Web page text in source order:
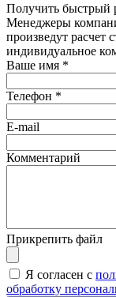
Получить быстрый
Менеджеры
произведут расчет
индивидуальное
Ваше имя *
Телефон *
E-mail
Комментарий
Прикрепить файл
Я согласен с
обработку